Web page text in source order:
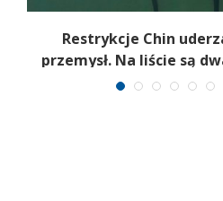
Restrykcje Chin
przemysł. Na liście są